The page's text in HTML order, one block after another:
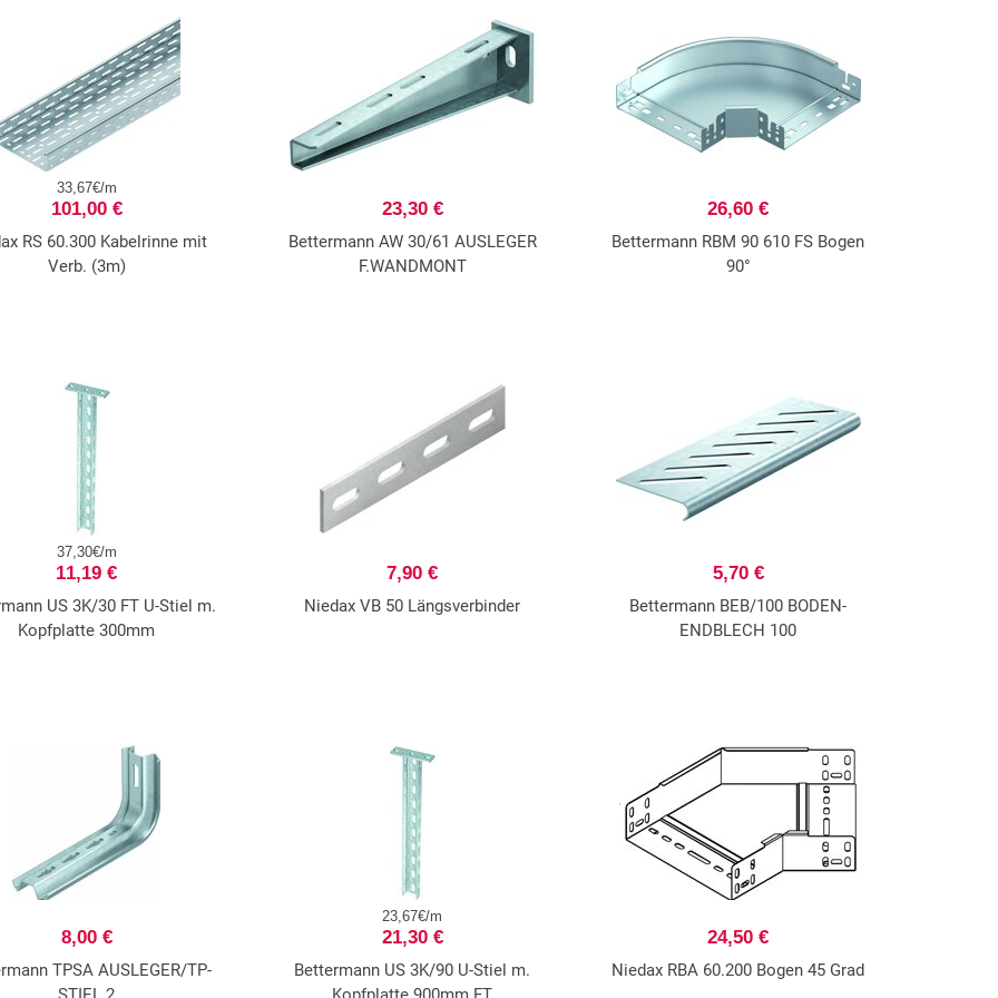
33,67€/m
101,00 €
RS 60.300 Kabelrinne mit
Verb. (3m)
23,30 €
Bettermann AW 30/61 AUSLEGER
F.WANDMONT
26,60 €
Bettermann RBM 90 610 FS Bogen
90°
37,30€/m
11,19 €
US 3K/30 FT U-Stiel m.
Kopfplatte 300mm
7,90 €
Niedax VB 50 Längsverbinder
5,70 €
Bettermann BEB/100 BODEN-
ENDBLECH 100
8,00 €
TPSA AUSLEGER/TP-
23,67€/m
21,30 €
Bettermann US 3K/90 U-Stiel m.
24,50 €
Niedax RBA 60.200 Bogen 45 Grad